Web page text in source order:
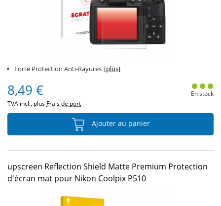
Forte Protection Anti-Rayures [plus]
8,49 €
TVA incl., plus Frais de port
En stock
Ajouter au panier
upscreen Reflection Shield Matte Premium Protection
d'écran mat pour Nikon Coolpix P510